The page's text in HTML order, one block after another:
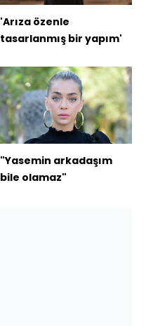
'Arıza özenle
tasarlanmış bir yapım'
"Yasemin arkadaşım
bile olamaz"